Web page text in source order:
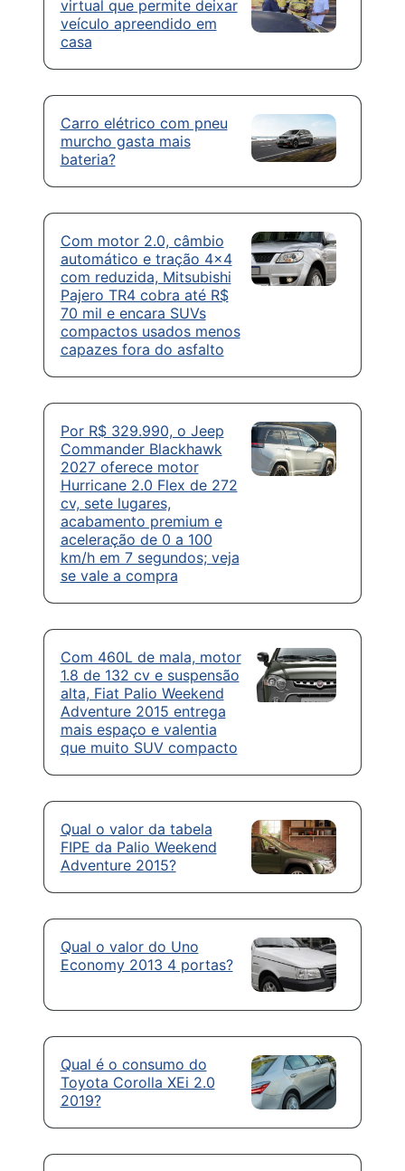
virtual que permite deixar
veículo apreendido em
casa
Carro elétrico com pneu
murcho gasta mais
bateria?
Com motor 2.0, câmbio
automático e tração 4×4
com reduzida, Mitsubishi
Pajero TR4 cobra até R$
70 mil e encara SUVs
compactos usados menos
capazes fora do asfalto
Por R$ 329.990, o Jeep
Commander Blackhawk
2027 oferece motor
Hurricane 2.0 Flex de 272
cv, sete lugares,
acabamento premium e
aceleração de 0 a 100
km/h em 7 segundos; veja
se vale a compra
Com 460L de mala, motor
1.8 de 132 cv e suspensão
alta, Fiat Palio Weekend
Adventure 2015 entrega
mais espaço e valentia
que muito SUV compacto
Qual o valor da tabela
FIPE da Palio Weekend
Adventure 2015?
Qual o valor do Uno
Economy 2013 4 portas?
Qual é o consumo do
Toyota Corolla XEi 2.0
2019?